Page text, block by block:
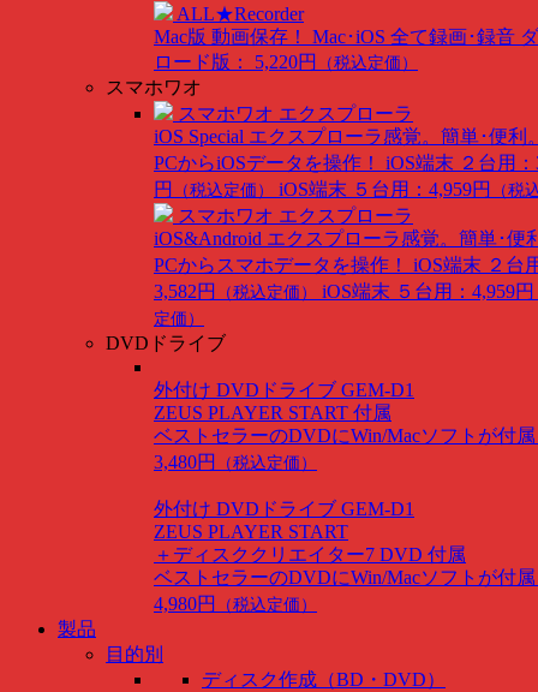
ALL★Recorder
Mac版 動画保存！ Mac･iOS 全て録画･録音
ロード版： 5,220円
（税込定価）
スマホワオ
スマホワオ エクスプローラ
iOS Special エクスプローラ感覚。簡単･便利
PCからiOSデータを操作！ iOS端末 ２台用：
円
（税込定価） iOS端末 ５台用：4,959円 （税
スマホワオ エクスプローラ
iOS&Android エクスプローラ感覚。簡単･便
PCからスマホデータを操作！ iOS端末 ２台
3,582円
（税込定価） iOS端末 ５台用：4,959円
定価）
DVDドライブ
外付け DVDドライブ GEM-D1
ZEUS PLAYER START 付属
ベストセラーのDVDにWin/Macソフトが付
3,480円
（税込定価）
外付け DVDドライブ GEM-D1
ZEUS PLAYER START
＋ディスククリエイター7 DVD 付属
ベストセラーのDVDにWin/Macソフトが付
4,980円
（税込定価）
製品
目的別
ディスク作成（BD・DVD）